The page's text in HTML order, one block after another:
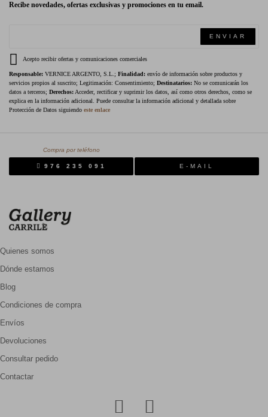
Recibe novedades, ofertas exclusivas y promociones en tu email.
ENVIAR
Acepto recibir ofertas y comunicaciones comerciales
Responsable: VERNICE ARGENTO, S.L.; Finalidad: envío de información sobre productos y
servicios propios al suscrito; Legitimación: Consentimiento; Destinatarios: No se comunicarán los
datos a terceros; Derechos: Acceder, rectificar y suprimir los datos, así como otros derechos, como se
explica en la información adicional. Puede consultar la información adicional y detallada sobre
Protección de Datos siguiendo este enlace
Compra por teléfono
976 235 091 E-MAIL
Quienes somos
Dónde estamos
Blog
Condiciones de compra
Envíos
Devoluciones
Consultar pedido
Contactar